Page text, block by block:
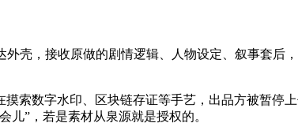
，接收原做的剧情逻辑、人物设定、叙事套后
数字水印、区块链存证等手艺，出品方被暂停
儿”，若是素材从泉源就是授权的。